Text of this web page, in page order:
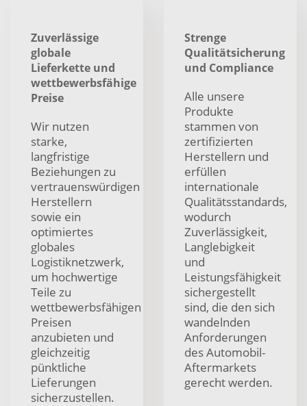
Zuverlässige
globale
Lieferkette und
wettbewerbsfähige
Preise
Wir nutzen
starke,
langfristige
Beziehungen zu
vertrauenswürdigen
Herstellern
sowie ein
optimiertes
globales
Logistiknetzwerk,
um hochwertige
Teile zu
wettbewerbsfähigen
Preisen
anzubieten und
gleichzeitig
pünktliche
Lieferungen
sicherzustellen.
Strenge
Qualitätsicherung
und Compliance
Alle unsere
Produkte
stammen von
zertifizierten
Herstellern und
erfüllen
internationale
Qualitätsstandards,
wodurch
Zuverlässigkeit,
Langlebigkeit
und
Leistungsfähigkeit
sichergestellt
sind, die den sich
wandelnden
Anforderungen
des Automobil-
Aftermarkets
gerecht werden.